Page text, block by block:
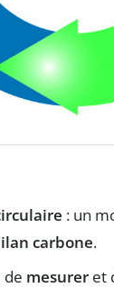
: un
carbone.
de mesurer et